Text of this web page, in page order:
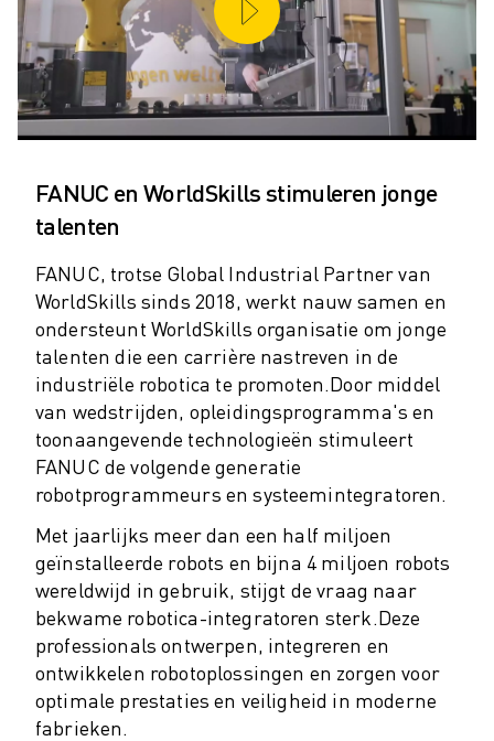
SCARA ROBOTS
COMPACTE CNC-BEWERKINGSCENTRA
ROBODRILL FILTER
ROBODRILL COMPACTE CNC-BEWERKINGSCENTRA
ROBODRILL HARDWARE
ROBODRILL DUURZAAMHEID
ROBODRILL ROBOT PAKKET
ROBODRILL ONDERWIJS PAKKET
ELEKTRISCHE SPUITGIETMACHINES
ROBOSHOT FILTER
ROBOSHOT ELEKTRISCHE SPUITGIETMACHINES
ROBOSHOT HARDWARE
ROBOSHOT SOFTWARE
ROBOSHOT DUURZAAMHEID
ROBOSHOT ROBOT PAKKET
ROBOSHOT PREVENTIEF ONDERHOUD
DRAADVONKMACHINES
ROBOCUT DRAADVONKMACHINES
ROBOCUT HARDWARE
ROBOCUT SOFTWARE
ROBOCUT PREVENTIEF ONDERHOUD
ROBOCUT DUURZAAMHEID
IIOT-OPLOSSINGEN
FANUC en WorldSkills stimuleren jonge
talenten
FANUC, trotse Global Industrial Partner van
WorldSkills sinds 2018, werkt nauw samen en
ondersteunt WorldSkills organisatie om jonge
talenten die een carrière nastreven in de
industriële robotica te promoten.Door middel
van wedstrijden, opleidingsprogramma's en
toonaangevende technologieën stimuleert
FANUC de volgende generatie
robotprogrammeurs en systeemintegratoren.
Met jaarlijks meer dan een half miljoen
geïnstalleerde robots en bijna 4 miljoen robots
wereldwijd in gebruik, stijgt de vraag naar
bekwame robotica-integratoren sterk.Deze
professionals ontwerpen, integreren en
ontwikkelen robotoplossingen en zorgen voor
optimale prestaties en veiligheid in moderne
fabrieken.